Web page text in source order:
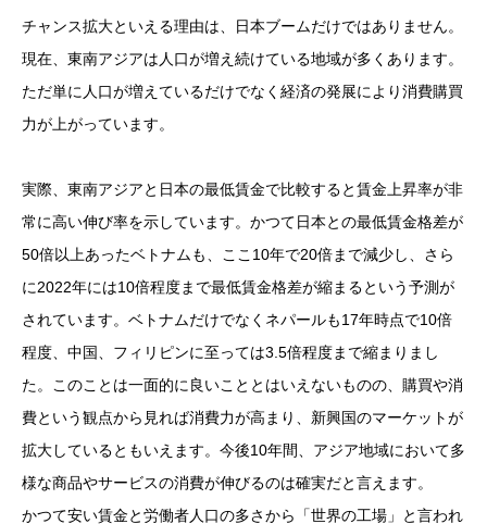
チャンス拡大といえる理由は、日本ブームだけではありません。
現在、東南アジアは人口が増え続けている地域が多くあります。
ただ単に人口が増えているだけでなく経済の発展により消費購買
力が上がっています。
実際、東南アジアと日本の最低賃金で比較すると賃金上昇率が非
常に高い伸び率を示しています。かつて日本との最低賃金格差が
50倍以上あったベトナムも、ここ10年で20倍まで減少し、さら
に2022年には10倍程度まで最低賃金格差が縮まるという予測が
されています。ベトナムだけでなくネパールも17年時点で10倍
程度、中国、フィリピンに至っては3.5倍程度まで縮まりまし
た。このことは一面的に良いこととはいえないものの、購買や消
費という観点から見れば消費力が高まり、新興国のマーケットが
拡大しているともいえます。今後10年間、アジア地域において多
様な商品やサービスの消費が伸びるのは確実だと言えます。
かつて安い賃金と労働者人口の多さから「世界の工場」と言われ